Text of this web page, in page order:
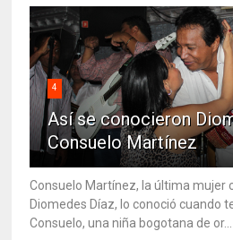
4
Así se conocieron
Consuelo Martínez
Consuelo Martínez, la última mujer
Diomedes Díaz, lo conoció cuando
Consuelo, una niña bogotana de or...